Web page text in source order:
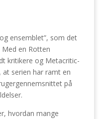
ensemblet”, som det
Med en Rotten
kritikere og Metacritic-
serien har ramt en
på
hvordan mange